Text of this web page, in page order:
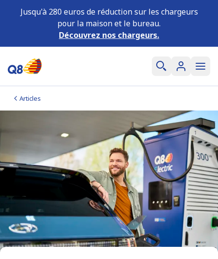
Jusqu'à 280 euros de réduction sur les chargeurs
pour la maison et le bureau.
Découvrez nos chargeurs.
Articles